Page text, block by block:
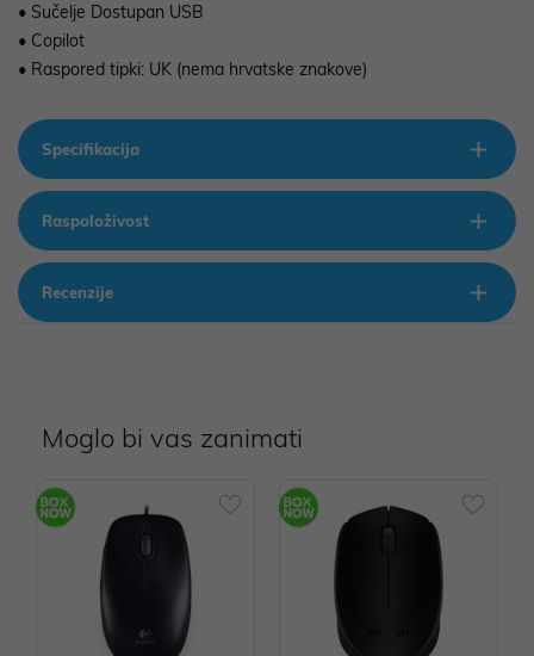
• Sučelje Dostupan USB
• Copilot
• Raspored tipki: UK (nema hrvatske znakove)
Specifikacija
Raspoloživost
Recenzije
Moglo bi vas zanimati